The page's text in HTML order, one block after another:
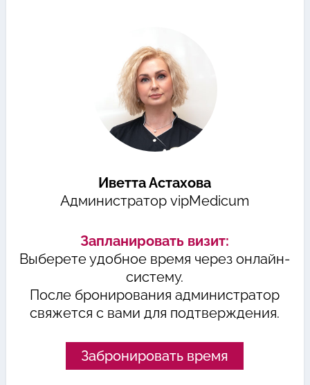
Иветта Астахова
Администратор vipMedicum
Запланировать визит:
Выберете удобное время через онлайн-
систему.
После бронирования администратор
свяжется с вами для подтверждения.
Забронировать время